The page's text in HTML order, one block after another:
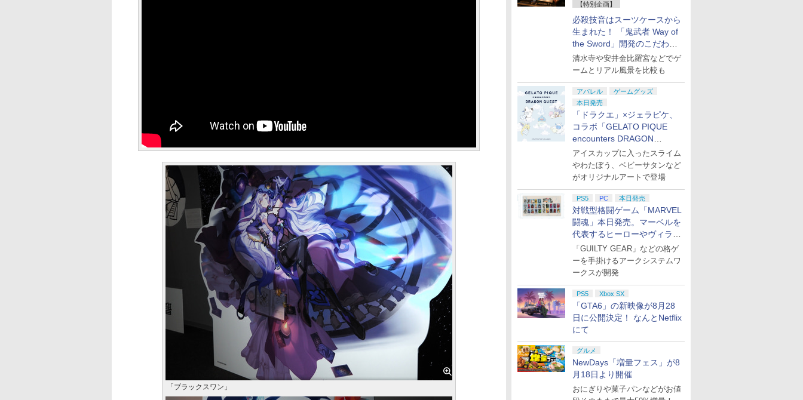
【特別企画】
必殺技音はスーツケースから
生まれた！ 「鬼武者 Way of
the Sword」開発のこだわり
を目撃！
清水寺や安井金比羅宮などでゲ
ームとリアル風景を比較も
アパレル
ゲームグッズ
本日発売
「ドラクエ」×ジェラピケ、
コラボ「GELATO PIQUE
encounters DRAGON
QUEST」第2弾が本日発売
アイスカップに入ったスライム
やわたぼう、ベビーサタンなど
がオリジナルアートで登場
PS5 PC 本日発売
対戦型格闘ゲーム「MARVEL
闘魂」本日発売。マーベルを
代表するヒーローやヴィラン
たちが登場
「GUILTY GEAR」などの格ゲ
ーを手掛けるアークシステムワ
ークスが開発
PS5 Xbox SX
「GTA6」の新映像が8月28
日に公開決定！ なんとNetflix
にて
グルメ
NewDays「増量フェス」が8
月18日より開催
おにぎりや菓子パンなどがお値
「ブラックスワン」